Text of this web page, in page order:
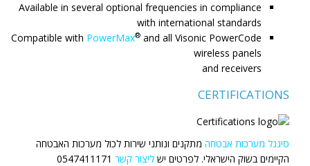
Available in several optional frequencies in compliance
with international standards
Compatible with PowerMax® and all Visonic PowerCode
wireless panels
and receivers
CERTIFICATIONS
סיגנל מערכות אבטחה מתקנים ונותני שירות לכול מערכות האבטחה
הקיימים בשוק הישראלי. לפרטים יש ליצור קשר